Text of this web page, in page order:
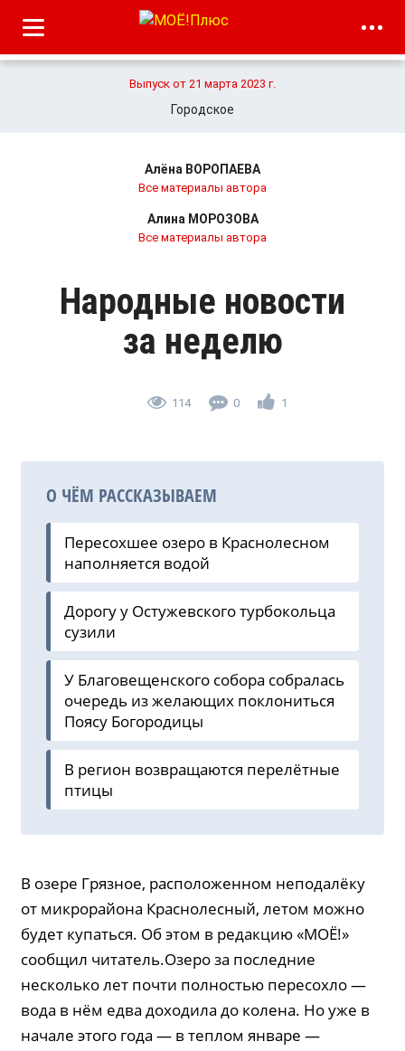
Выпуск от 21 марта 2023 г.
Городское
Алёна ВОРОПАЕВА
Все материалы автора
Алина МОРОЗОВА
Все материалы автора
Народные новости
за неделю
114 0 1
О ЧЁМ РАССКАЗЫВАЕМ
Пересохшее озеро в Краснолесном
наполняется водой
Дорогу у Остужевского турбокольца
сузили
У Благовещенского собора собралась
очередь из желающих поклониться
Поясу Богородицы
В регион возвращаются перелётные
птицы
В озере Грязное, расположенном неподалёку
от микрорайона Краснолесный, летом можно
будет купаться. Об этом в редакцию «МОЁ!»
сообщил читатель.Озеро за последние
несколько лет почти полностью пересохло —
вода в нём едва доходила до колена. Но уже в
начале этого года — в теплом январе —